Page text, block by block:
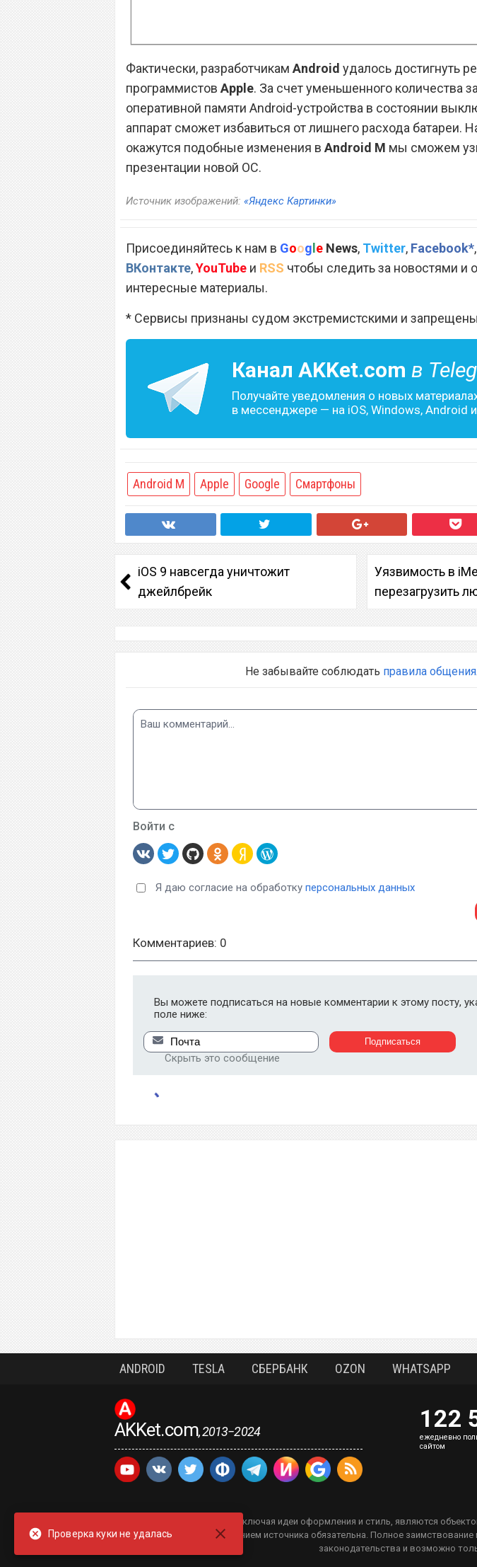
Фактически, разработчикам Android удалось достигнуть
программистов Apple. За счет уменьшенного количества
оперативной памяти Android-устройства в состоянии
аппарат сможет избавиться от лишнего расхода батареи.
окажутся подобные изменения в Android M мы сможем
презентации новой ОС.
Источник изображений: «Яндекс Картинки»
Присоединяйтесь к нам в Google News, Twitter, Facebook*,
ВКонтакте,YouTube и RSS чтобы следить за новостями и
интересные материалы.
* Сервисы признаны судом экстремистскими и
Канал AKKet.com в
Получайте уведомления о новых
в мессенджере — на iOS, Windows, Android
Android M Apple Google Смартфоны
iOS 9 навсегда уничтожит
джейлбрейк
Уязвимость в
перезагрузить
Не забывайте соблюдать правила общения
Войти с
Я даю согласие на обработку персональных данных
Комментариев: 0
Вы можете подписаться на новые комментарии к этому посту,
поле ниже:
Скрыть это сообщение
Проверка куки не удалась
ANDROID TESLA СБЕРБАНК OZON WHATSAPP
122
eжедневно
сайтом
AKKet.com, 2013−2024
Все содержание, включая идеи оформления и стиль, являются
сайт с указанием источника обязательна. Полное
законодательства и возможно